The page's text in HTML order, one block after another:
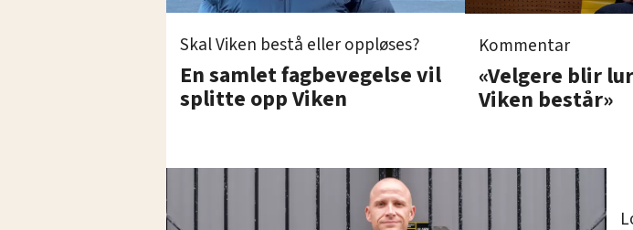
Skal Viken bestå eller oppløses?
En samlet fagbevegelse vil
splitte opp Viken
Kommentar
«Velgere blir
Viken består»